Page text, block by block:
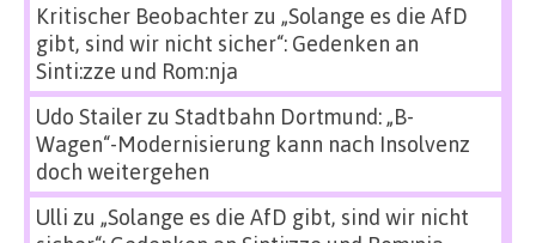
Kritischer Beobachterzu „Solange es die AfD
gibt, sind wir nicht sicher“: Gedenken an
Sinti:zze und Rom:nja
Udo Stailerzu Stadtbahn Dortmund: „B-
Wagen“-Modernisierung kann nach Insolvenz
doch weitergehen
Ulli zu „Solange es die AfD gibt, sind wir nicht